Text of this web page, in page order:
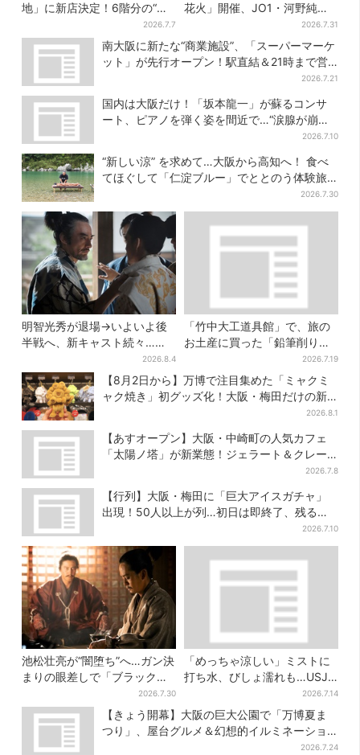
地」に新店決定！6階分の“巨
大テナント”に8月7日オープン
2026.7.7
花火」開催、JO1・河野純喜
がアンバサダーに…グループ
楽曲ともシンクロ
2026.7.31
南大阪に新たな“商業施設”、「スーパーマーケ
ット」が先行オープン！駅直結＆21時まで営
2026.7.21
国内は大阪だけ！「坂本龍一」が蘇るコンサ
ート、ピアノを弾く姿を間近で…“涙腺が崩
2026.7.10
“新しい涼” を求めて…大阪から高知へ！ 食べ
てほぐして「仁淀ブルー」でととのう体験旅
2026.7.30
明智光秀が退場→いよいよ後
半戦へ、新キャスト続々…
「豊臣兄弟！」振り返り＆第
30回あらすじ
2026.8.4
「竹中大工道具館」で、旅の
お土産に買った「鉛筆削り」
が「ヤバイぐらいの切れ味」
2026.7.19
【8月2日から】万博で注目集めた「ミャクミ
ャク焼き」初グッズ化！大阪・梅田だけの新
2026.8.1
【あすオープン】大阪・中崎町の人気カフェ
「太陽ノ塔」が新業態！ジェラート＆クレー
2026.7.8
【行列】大阪・梅田に「巨大アイスガチャ」
出現！50人以上が列…初日は即終了、残る開
2026.7.10
池松壮亮が“闇堕ち”へ…ガン決
まりの眼差しで「ブラック秀
吉がログイン」【豊臣兄弟】
2026.7.30
「めっちゃ涼しい」ミストに
打ち水、びしょ濡れも…USJ
流の熱中症対策、小学生100
人が体験
2026.7.14
【きょう開幕】大阪の巨大公園で「万博夏ま
つり」、屋台グルメ＆幻想的イルミネーショ
2026.7.24